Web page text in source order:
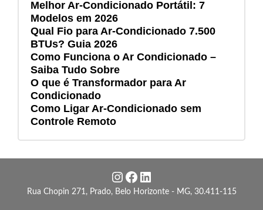
Melhor Ar-Condicionado Portátil: 7
Modelos em 2026
Qual Fio para Ar-Condicionado 7.500
BTUs? Guia 2026
Como Funciona o Ar Condicionado –
Saiba Tudo Sobre
O que é Transformador para Ar
Condicionado
Como Ligar Ar-Condicionado sem
Controle Remoto
Instagram Facebook LinkedIn
Rua Chopin 271, Prado, Belo Horizonte - MG, 30.411-115